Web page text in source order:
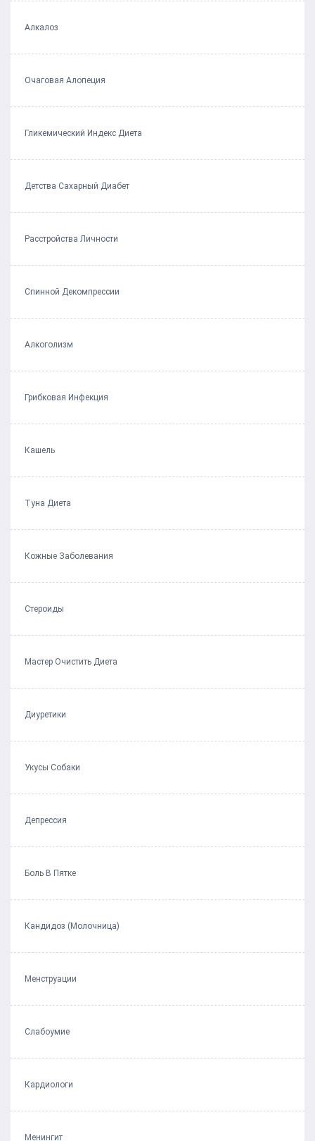
Алкалоз
Очаговая Алопеция
Гликемический Индекс Диета
Детства Сахарный Диабет
Расстройства Личности
Спинной Декомпрессии
Алкоголизм
Грибковая Инфекция
Кашель
Туна Диета
Кожные Заболевания
Стероиды
Мастер Очистить Диета
Диуретики
Укусы Собаки
Депрессия
Боль В Пятке
Кандидоз (Молочница)
Менструации
Слабоумие
Кардиологи
Менингит